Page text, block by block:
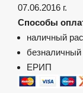
07.06.2016 г.
Способы
наличный
безналичный
ЕРИП